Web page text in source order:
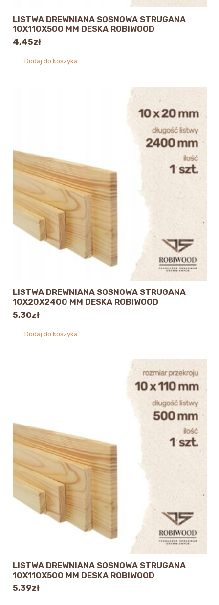
LISTWA DREWNIANA SOSNOWA STRUGANA
10X110X500 MM DESKA ROBIWOOD
4,45zł
Dodaj do koszyka
LISTWA DREWNIANA SOSNOWA STRUGANA
10X20X2400 MM DESKA ROBIWOOD
5,30zł
Dodaj do koszyka
LISTWA DREWNIANA SOSNOWA STRUGANA
10X110X500 MM DESKA ROBIWOOD
5,39zł